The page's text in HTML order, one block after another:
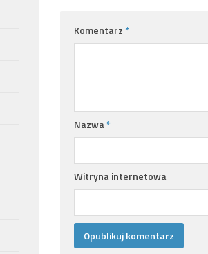
Komentarz *
Nazwa *
Witryna internetowa